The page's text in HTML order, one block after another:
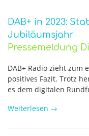
DAB+ in 2023:
Jubiläumsjahr
Pressemeldung
DAB+ Radio zieht
positives Fazit. Trotz
es dem digitalen
Weiterlesen →